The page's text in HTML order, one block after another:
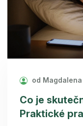
od
Co je
Praktické